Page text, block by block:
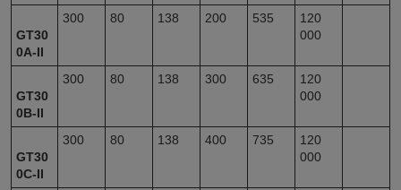
GT30
0A-II
300 80 138 200 535
120
000
GT30
0B-II
300 80 138 300 635
120
000
GT30
0C-II
300 80 138 400 735
120
000